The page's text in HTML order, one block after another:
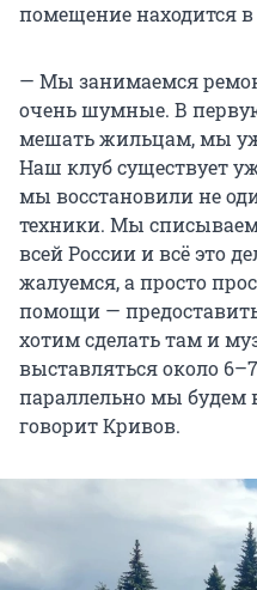
помещение находится
— Мы занимаемся
очень шумные. В
мешать жильцам, мы
Наш клуб существует
мы восстановили не
техники. Мы
всей России и всё это
жалуемся, а просто
помощи —
хотим сделать там и
выставляться около
параллельно мы будем
говорит Кривов.